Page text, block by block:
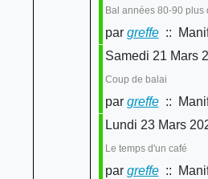
Bal années 80-90 plus
par greffe::
Samedi 21 Mars
Coup de balai
par greffe::
Lundi 23 Mars
Le temps d'un café
par greffe::